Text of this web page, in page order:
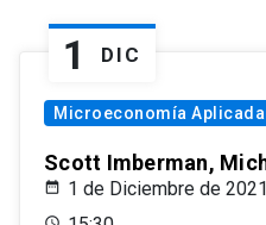
1 DIC
Microeconomía Aplicada
Scott Imberman,
1 de Diciembre de 2021